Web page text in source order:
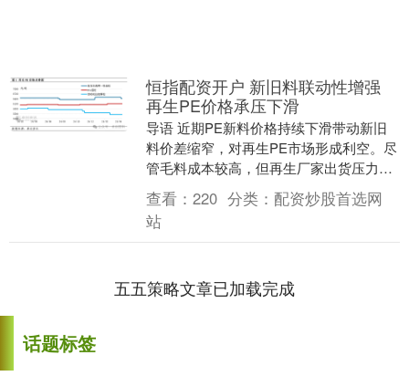
恒指配资开户 新旧料联动性增强
再生PE价格承压下滑
导语 近期PE新料价格持续下滑带动新旧
料价差缩窄，对再生PE市场形成利空。尽
管毛料成本较高，但再生厂家出货压力较
大，挺价心理松动，下调部分价格。由于
利空影响加剧....
查看： 220 分类： 配资炒股首选网
站
五五策略文章已加载完成
话题标签